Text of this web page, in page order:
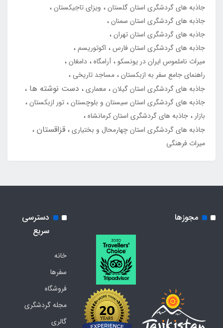
جاذبه های گردشگری استان گلستان
ویزای تاجیکستان
جاذبه های گردشگری استان سمنان
جاذبه های گردشگری استان تهران
جاذبه های گردشگری استان فارس
اکوتوریسم
میراث ناملموس ایران در یونسکو آرامگاه دامغان
راهنمای جامع سفر به ازبکستان مساجد تاریخی
جاذبه های گردشگری استان گیلان معماری دست نوشته ها
جاذبه های گردشگری استان سیستان و بلوچستان تور ازبکستان
بازار
جاذبه های گردشگری استان کرمانشاه
جاذبه های گردشگری استان چهارمحال و بختیاری قزاقستان
میراث فرهنگی
مجوزها
دسترسی
سریع
خانه
سفرها
فروشگاه
مجله گردشگری
گالری